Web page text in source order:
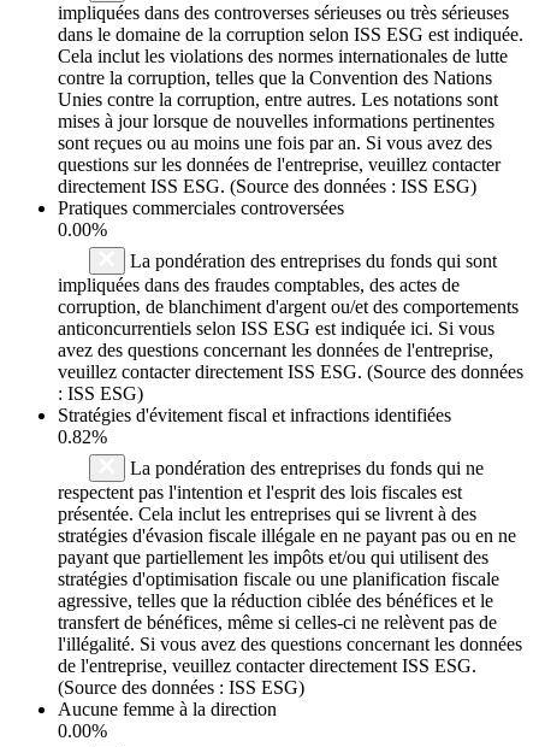
impliquées dans des controverses sérieuses ou très sérieuses
dans le domaine de la corruption selon ISS ESG est indiquée.
Cela inclut les violations des normes internationales de lutte
contre la corruption, telles que la Convention des Nations
Unies contre la corruption, entre autres. Les notations sont
mises à jour lorsque de nouvelles informations pertinentes
sont reçues ou au moins une fois par an. Si vous avez des
questions sur les données de l'entreprise, veuillez contacter
directement ISS ESG. (Source des données : ISS ESG)
Pratiques commerciales controversées
0.00%
La pondération des entreprises du fonds qui sont
impliquées dans des fraudes comptables, des actes de
corruption, de blanchiment d'argent ou/et des comportements
anticoncurrentiels selon ISS ESG est indiquée ici. Si vous
avez des questions concernant les données de l'entreprise,
veuillez contacter directement ISS ESG. (Source des données
: ISS ESG)
Stratégies d'évitement fiscal et infractions identifiées
0.82%
La pondération des entreprises du fonds qui ne
respectent pas l'intention et l'esprit des lois fiscales est
présentée. Cela inclut les entreprises qui se livrent à des
stratégies d'évasion fiscale illégale en ne payant pas ou en ne
payant que partiellement les impôts et/ou qui utilisent des
stratégies d'optimisation fiscale ou une planification fiscale
agressive, telles que la réduction ciblée des bénéfices et le
transfert de bénéfices, même si celles-ci ne relèvent pas de
l'illégalité. Si vous avez des questions concernant les données
de l'entreprise, veuillez contacter directement ISS ESG.
(Source des données : ISS ESG)
Aucune femme à la direction
0.00%